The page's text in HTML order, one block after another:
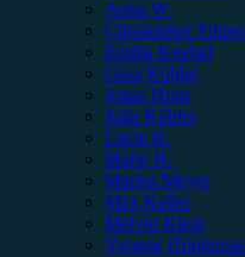
Anna W.
Christopher
Emilia Knebel
Gina Köhler
Jonas Horn
Julia Köhler
Lucie K.
Marie H.
Marius Meyer
Max Keller
Melvin Klein
Yvonne